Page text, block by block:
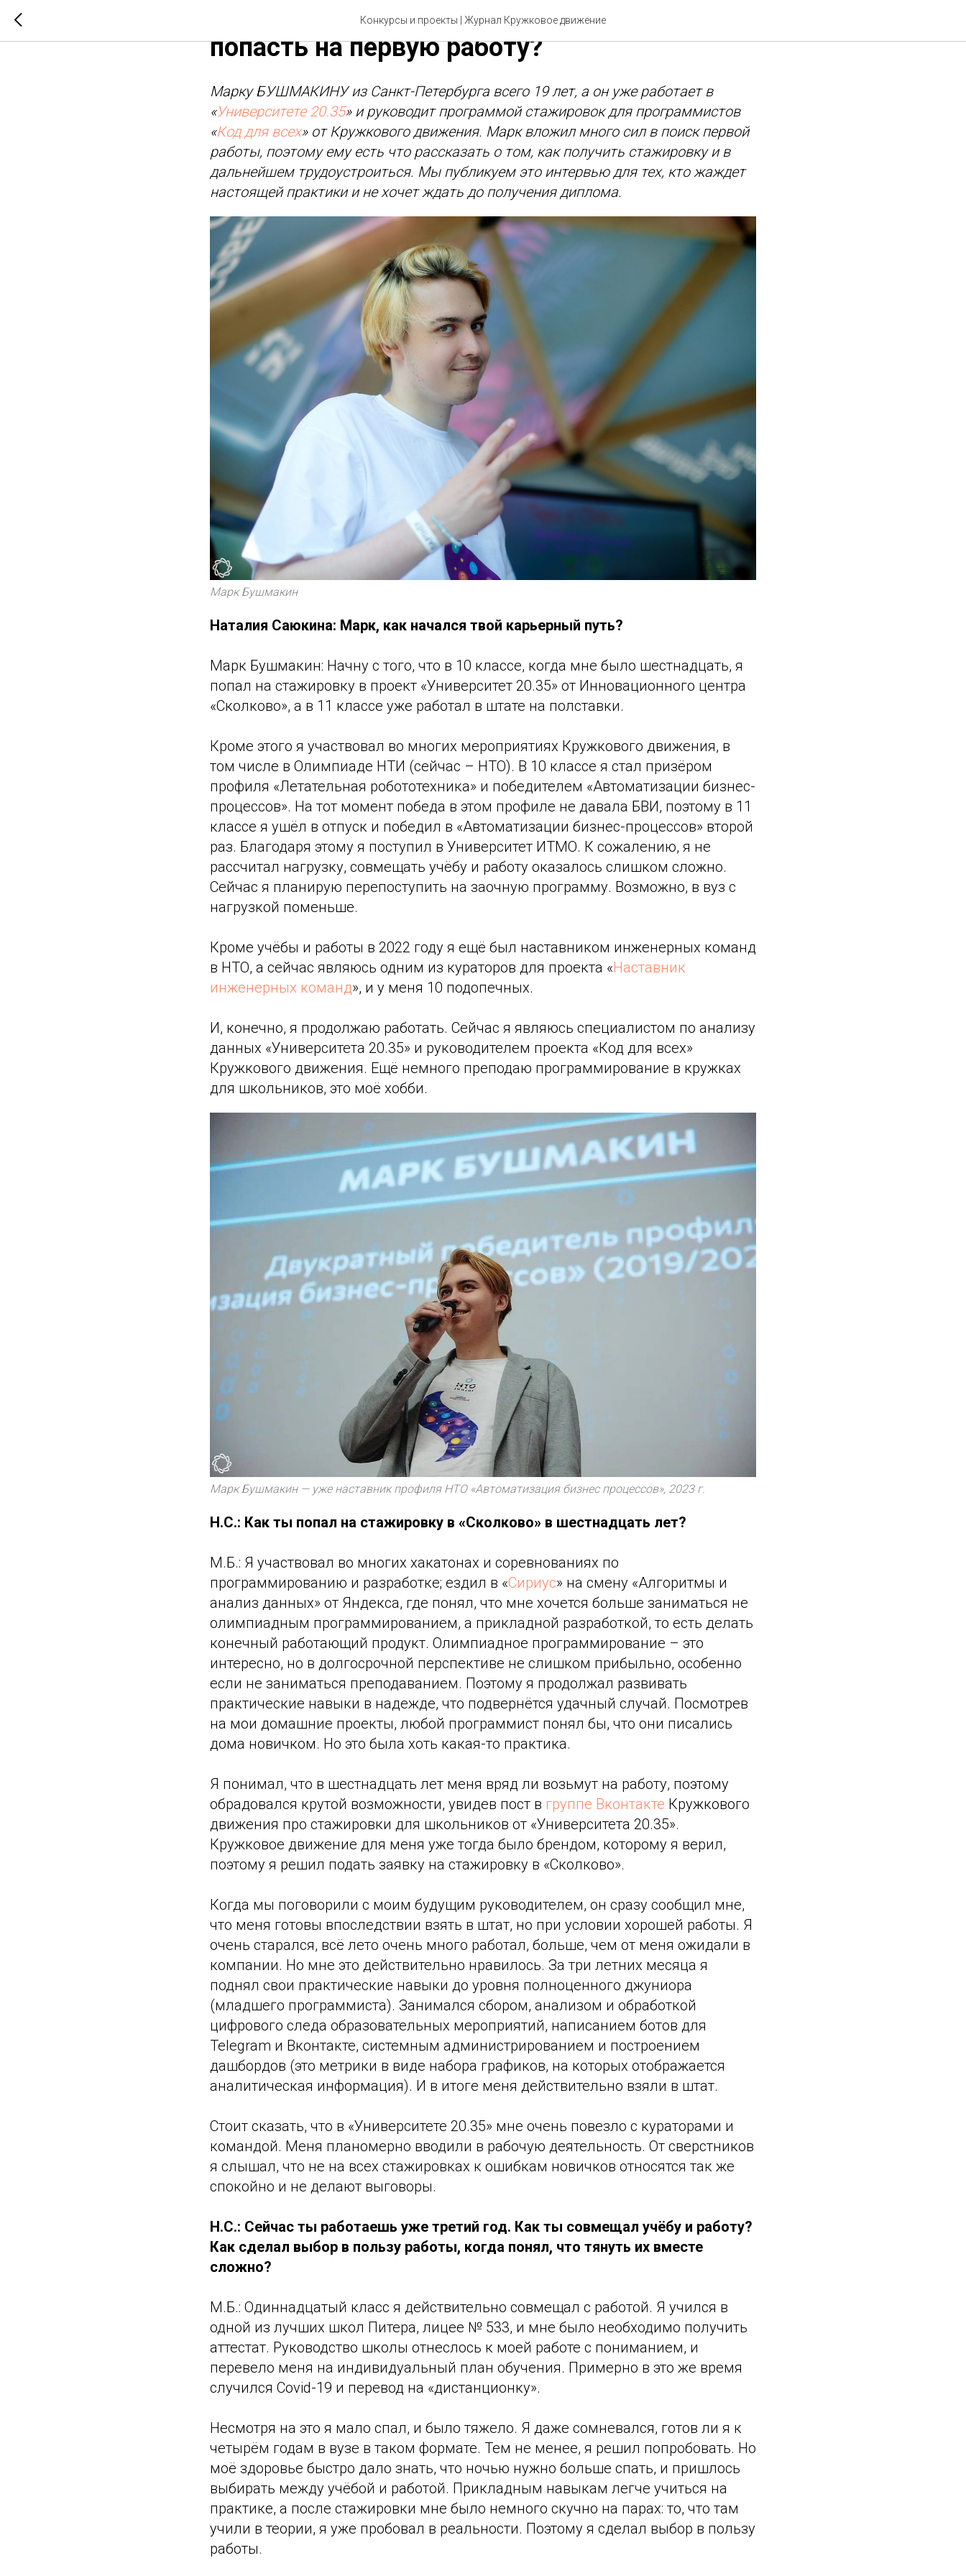
Конкурсы и проекты | Журнал Кружковое движение
Стажировки для программистов: как
попасть на первую работу?
Марку БУШМАКИНУ из Санкт-Петербурга всего 19 лет, а он уже работает в
«Университете 20.35» и руководит программой стажировок для программистов
«Код для всех» от Кружкового движения. Марк вложил много сил в поиск первой
работы, поэтому ему есть что рассказать о том, как получить стажировку и в
дальнейшем трудоустроиться. Мы публикуем это интервью для тех, кто жаждет
настоящей практики и не хочет ждать до получения диплома.
Марк Бушмакин
Наталия Саюкина: Марк, как начался твой карьерный путь?
Марк Бушмакин: Начну с того, что в 10 классе, когда мне было шестнадцать, я
попал на стажировку в проект «Университет 20.35» от Инновационного центра
«Сколково», а в 11 классе уже работал в штате на полставки.
Кроме этого я участвовал во многих мероприятиях Кружкового движения, в
том числе в Олимпиаде НТИ (сейчас – НТО). В 10 классе я стал призёром
профиля «Летательная робототехника» и победителем «Автоматизации бизнес-
процессов». На тот момент победа в этом профиле не давала БВИ, поэтому в 11
классе я ушёл в отпуск и победил в «Автоматизации бизнес-процессов» второй
раз. Благодаря этому я поступил в Университет ИТМО. К сожалению, я не
рассчитал нагрузку, совмещать учёбу и работу оказалось слишком сложно.
Сейчас я планирую перепоступить на заочную программу. Возможно, в вуз с
нагрузкой поменьше.
Кроме учёбы и работы в 2022 году я ещё был наставником инженерных команд
в НТО, а сейчас являюсь одним из кураторов для проекта «Наставник
инженерных команд», и у меня 10 подопечных.
И, конечно, я продолжаю работать. Сейчас я являюсь специалистом по анализу
данных «Университета 20.35» и руководителем проекта «Код для всех»
Кружкового движения. Ещё немного преподаю программирование в кружках
для школьников, это моё хобби.
Марк Бушмакин — уже наставник профиля НТО «Автоматизация бизнес процессов», 2023 г.
Н.С.: Как ты попал на стажировку в «Сколково» в шестнадцать лет?
М.Б.: Я участвовал во многих хакатонах и соревнованиях по
программированию и разработке; ездил в «Сириус» на смену «Алгоритмы и
анализ данных» от Яндекса, где понял, что мне хочется больше заниматься не
олимпиадным программированием, а прикладной разработкой, то есть делать
конечный работающий продукт. Олимпиадное программирование – это
интересно, но в долгосрочной перспективе не слишком прибыльно, особенно
если не заниматься преподаванием. Поэтому я продолжал развивать
практические навыки в надежде, что подвернётся удачный случай. Посмотрев
на мои домашние проекты, любой программист понял бы, что они писались
дома новичком. Но это была хоть какая-то практика.
Я понимал, что в шестнадцать лет меня вряд ли возьмут на работу, поэтому
обрадовался крутой возможности, увидев пост в группе Вконтакте Кружкового
движения про стажировки для школьников от «Университета 20.35».
Кружковое движение для меня уже тогда было брендом, которому я верил,
поэтому я решил подать заявку на стажировку в «Сколково».
Когда мы поговорили с моим будущим руководителем, он сразу сообщил мне,
что меня готовы впоследствии взять в штат, но при условии хорошей работы. Я
очень старался, всё лето очень много работал, больше, чем от меня ожидали в
компании. Но мне это действительно нравилось. За три летних месяца я
поднял свои практические навыки до уровня полноценного джуниора
(младшего программиста). Занимался сбором, анализом и обработкой
цифрового следа образовательных мероприятий, написанием ботов для
Telegram и Вконтакте, системным администрированием и построением
дашбордов (это метрики в виде набора графиков, на которых отображается
аналитическая информация). И в итоге меня действительно взяли в штат.
Стоит сказать, что в «Университете 20.35» мне очень повезло с кураторами и
командой. Меня планомерно вводили в рабочую деятельность. От сверстников
я слышал, что не на всех стажировках к ошибкам новичков относятся так же
спокойно и не делают выговоры.
Н.С.: Сейчас ты работаешь уже третий год. Как ты совмещал учёбу и работу?
Как сделал выбор в пользу работы, когда понял, что тянуть их вместе
сложно?
М.Б.: Одиннадцатый класс я действительно совмещал с работой. Я учился в
одной из лучших школ Питера, лицее № 533, и мне было необходимо получить
аттестат. Руководство школы отнеслось к моей работе с пониманием, и
перевело меня на индивидуальный план обучения. Примерно в это же время
случился Covid-19 и перевод на «дистанционку».
Несмотря на это я мало спал, и было тяжело. Я даже сомневался, готов ли я к
четырём годам в вузе в таком формате. Тем не менее, я решил попробовать. Но
моё здоровье быстро дало знать, что ночью нужно больше спать, и пришлось
выбирать между учёбой и работой. Прикладным навыкам легче учиться на
практике, а после стажировки мне было немного скучно на парах: то, что там
учили в теории, я уже пробовал в реальности. Поэтому я сделал выбор в пользу
работы.